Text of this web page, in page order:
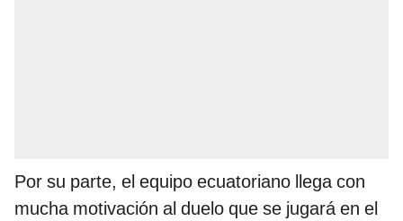
Por su parte, el equipo ecuatoriano llega con
mucha motivación al duelo que se jugará en el